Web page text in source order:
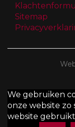
Sitemap
We gebruiken
onze website zo
website